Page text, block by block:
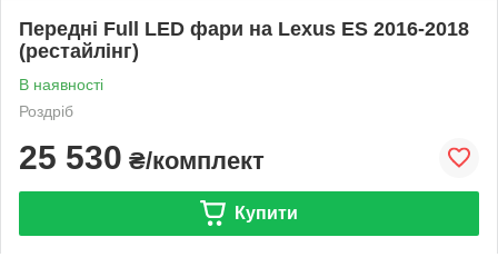
Передні Full LED фари на Lexus ES 2016-2018
(рестайлінг)
В наявності
Роздріб
25 530 ₴/комплект
Купити